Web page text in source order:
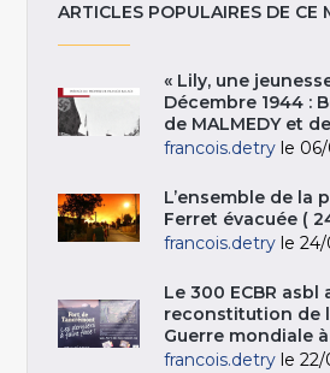
ARTICLES POPULAIRES DE CE
« Lily, une
Décembre 1944 :
de MALMEDY et
francois.detry le
L’ensemble de la
Ferret évacuée (
francois.detry le
Le 300 ECBR asbl
reconstitution de
Guerre mondiale
francois.detry le